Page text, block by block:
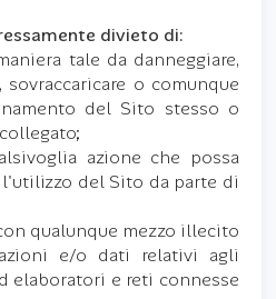
divieto di:
tale da danneggiare,
o comunque
del Sito stesso o
azione che possa
del Sito da parte di
qualunque mezzo illecito
e/o dati relativi agli
elaboratori e reti connesse